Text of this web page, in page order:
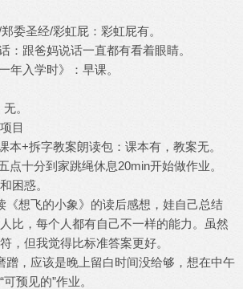
委圣经/彩虹屁：彩虹屁有。
：跟爸妈说话一直都有看着眼睛。
年入学时》：早课。
。
目
本+拆字教案朗读包：课本有，教案无。
点十分到家跳绳休息20min开始做作业。
困惑。
《想飞的小象》的读后感想，娃自己总结
比，每个人都有自己不一样的能力。虽然
，但我觉得比标准答案更好。
蹭，应该是晚上留白时间没给够，想在中午
预见的”作业。